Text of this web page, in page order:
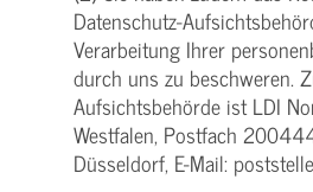
Datenschutz-
Verarbeitung Ihrer
durch uns zu beschweren.
Aufsichtsbehörde ist LDI
Westfalen, Postfach
Düsseldorf, E-Mail: